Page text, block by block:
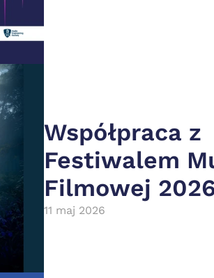
Współpraca z
Festiwalem
Filmowej
11 maj 2026